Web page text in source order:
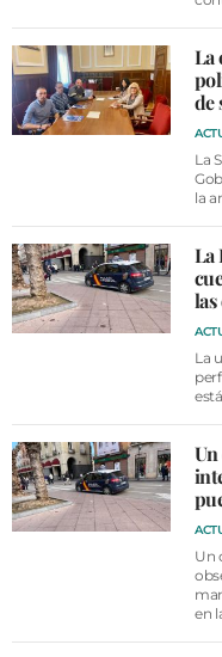
La
de
La
la
La
La
Un
en